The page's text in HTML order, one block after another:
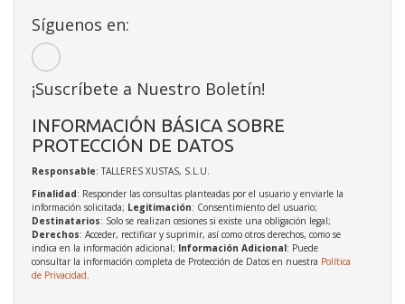
Síguenos en:
¡Suscríbete a Nuestro Boletín!
INFORMACIÓN BÁSICA SOBRE
PROTECCIÓN DE DATOS
Responsable: TALLERES XUSTAS, S.L.U.
Finalidad: Responder las consultas planteadas por el usuario y enviarle la
información solicitada; Legitimación: Consentimiento del usuario;
Destinatarios: Solo se realizan cesiones si existe una obligación legal;
Derechos: Acceder, rectificar y suprimir, así como otros derechos, como se
indica en la información adicional; Información Adicional: Puede
consultar la información completa de Protección de Datos en nuestra Política
de Privacidad